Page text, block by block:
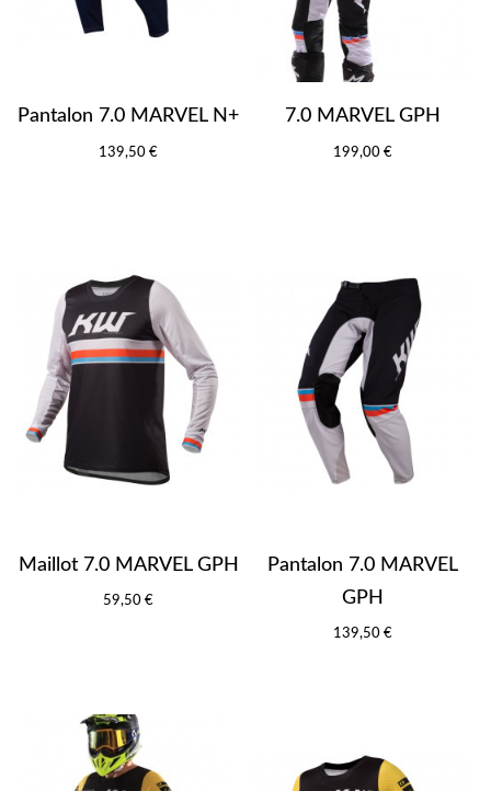
Pantalon 7.0 MARVEL N+
139,50 €
7.0 MARVEL GPH
199,00 €
Maillot 7.0 MARVEL GPH
59,50 €
Pantalon 7.0 MARVEL
GPH
139,50 €